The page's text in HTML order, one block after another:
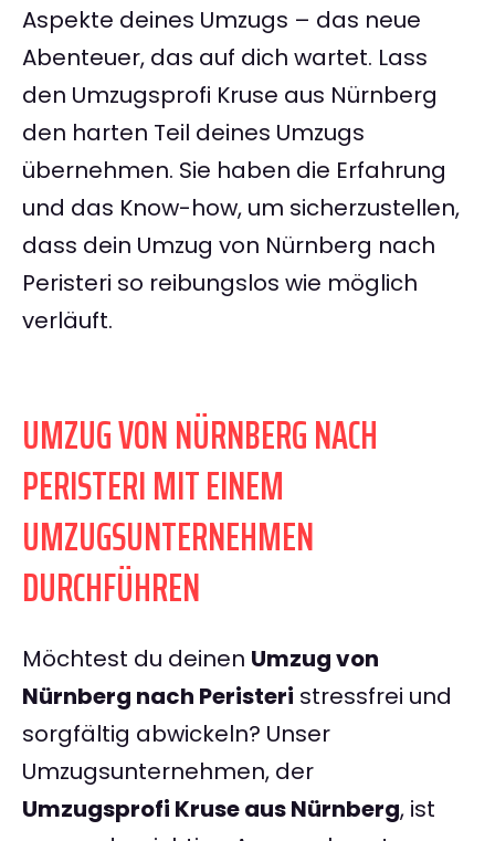
Aspekte deines Umzugs – das neue
Abenteuer, das auf dich wartet. Lass
den Umzugsprofi Kruse aus Nürnberg
den harten Teil deines Umzugs
übernehmen. Sie haben die Erfahrung
und das Know-how, um sicherzustellen,
dass dein Umzug von Nürnberg nach
Peristeri so reibungslos wie möglich
verläuft.
UMZUG VON NÜRNBERG NACH
PERISTERI MIT EINEM
UMZUGSUNTERNEHMEN
DURCHFÜHREN
Möchtest du deinen Umzug von
Nürnberg nach Peristeri stressfrei und
sorgfältig abwickeln? Unser
Umzugsunternehmen, der
Umzugsprofi Kruse aus Nürnberg, ist